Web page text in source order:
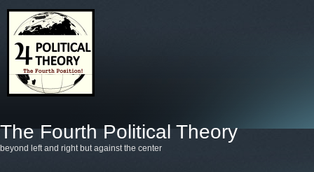
The Fourth Political Theory
beyond left and right but against the center